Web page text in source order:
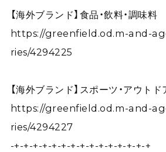
【海外ブランド】食品・飲料・調味料
https://greenfield.od.m-and-
ries/4294225
【海外ブランド】スポーツ・アウト
https://greenfield.od.m-and-
ries/4294227
-+-+-+-+-+-+-+-+-+-+-+-+-+-+-+